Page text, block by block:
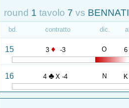
round 1 tavolo 7 vs
bd. contratto dic.
15 3 ♦ -3 O 6
16 4 ♣ X -4 N K